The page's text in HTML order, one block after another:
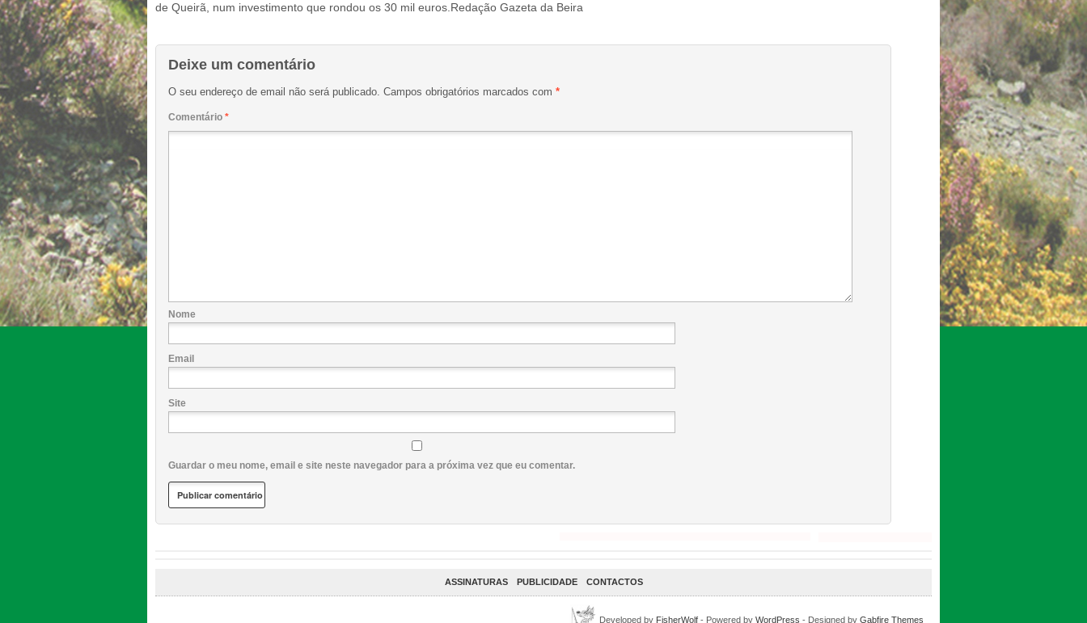
de Queirã, num investimento que rondou os 30 mil euros.Redação Gazeta da Beira
Deixe um comentário
O seu endereço de email não será publicado. Campos obrigatórios marcados com *
Comentário *
Nome
Email
Site
Guardar o meu nome, email e site neste navegador para a próxima vez que eu comentar.
ASSINATURAS PUBLICIDADE CONTACTOS
Developed by FisherWolf - Powered by WordPress - Designed by Gabfire Themes